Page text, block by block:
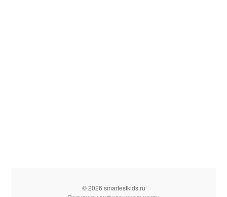
© 2026 smartestkids.ru